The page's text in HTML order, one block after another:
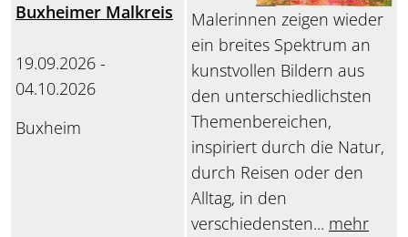
Buxheimer Malkreis
19.09.2026 -
04.10.2026
Buxheim
Malerinnen zeigen wieder
ein breites Spektrum an
kunstvollen Bildern aus
den unterschiedlichsten
Themenbereichen,
inspiriert durch die Natur,
durch Reisen oder den
Alltag, in den
verschiedensten... mehr